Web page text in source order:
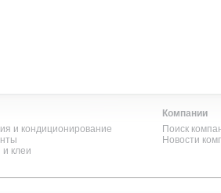
и кондиционирование
клеи
Компании
Поиск
Новости